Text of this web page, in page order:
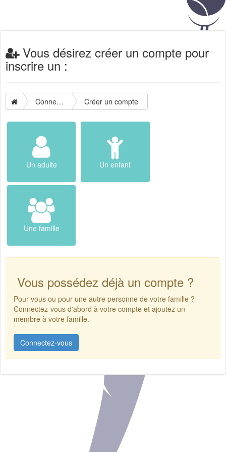
Vous désirez créer un compte pour
inscrire un :
Connexion Créer un compte
Un adulte Un enfant
Une famille
Vous possédez déjà un compte ?
Pour vous ou pour une autre personne de votre famille ?
Connectez-vous d'abord à votre compte et ajoutez un
membre à votre famille.
Connectez-vous